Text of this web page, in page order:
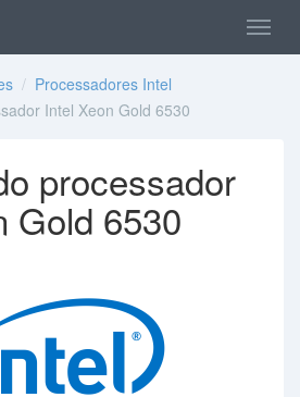
/ Processadores Intel
Intel Xeon Gold 6530
processador
Gold 6530